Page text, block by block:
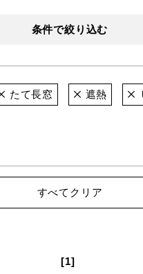
条件で絞り込む
たて長窓 遮熱
すべてクリア
[1]